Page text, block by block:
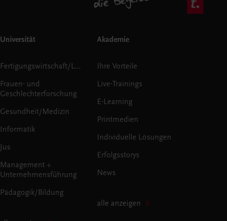
Universität
Fertigungswirtschaft/Logistik
Frauen- und
Geschlechterforschung
Gesundheit/Medizin
Informatik
Jus
Management +
Unternehmensführung
Pädagogik/Bildung
Akademie
Ihre Vorteile
Live-Trainings
E-Learning
Printmedien
Individuelle Lösungen
Erfolgsstorys
News
alle anzeigen